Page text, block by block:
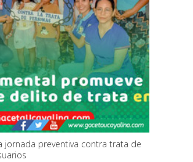
jornada preventiva contra trata de